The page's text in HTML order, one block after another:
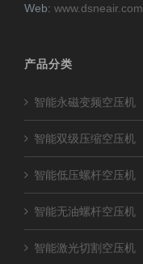
Web: www.dsneair.com
产品分类
智能永磁变频空压机
智能双级压缩空压机
智能低压螺杆空压机
智能无油螺杆空压机
智能激光切割空压机